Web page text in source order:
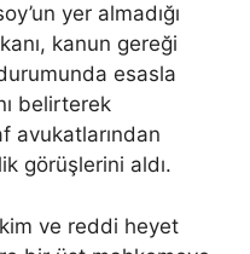
yer almadığı
kanun gereği
esasla
belirterek
avukatlarından
görüşlerini aldı.
ve reddi heyet